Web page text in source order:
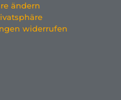
ändern
widerrufen